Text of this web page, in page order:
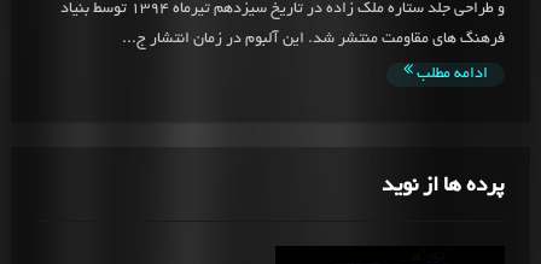
و طراحی جلد ستاره ملک زاده در تاریخ سیزدهم تیرماه 1394 توسط بنیاد
فرهنگ های مقاومت منتشر شد. این آلبوم در زمان انتشار ج...
ادامه مطلب
پرده ها از نوید